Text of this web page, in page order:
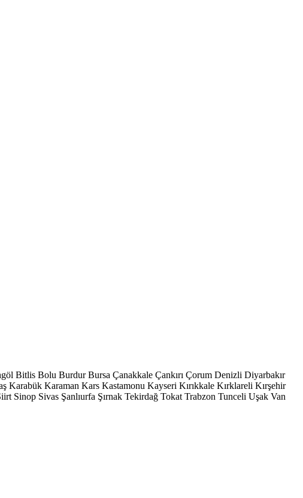
Bitlis Bolu Burdur Bursa Çanakkale Çankırı Çorum Denizli Diyarbakır
Karabük Karaman Kars Kastamonu Kayseri Kırıkkale Kırklareli Kırşehir
Sinop Sivas Şanlıurfa Şırnak Tekirdağ Tokat Trabzon Tunceli Uşak Van